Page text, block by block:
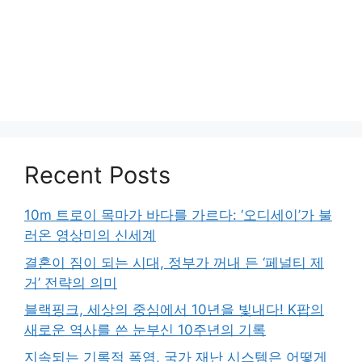
Recent Posts
10m 트로이 목마가 바다를 가르다: ‘오디세이’가 불
러온 영상미의 신세계
결혼이 짐이 되는 시대, 정부가 꺼내 든 ‘페널티 제
거’ 전략의 의미
블랙핑크, 세상의 중심에서 10년을 빛내다! K팝의
새로운 역사를 쓴 눈부신 10주년의 기록
지속되는 기록적 폭염, 국가 재난 시스템은 어떻게